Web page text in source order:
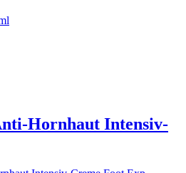
Hornhaut Intensiv-